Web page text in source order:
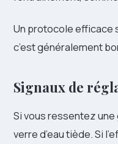
Un protocole efficace
c’est généralement
Signaux de
Si vous ressentez
verre d’eau tiède. Si